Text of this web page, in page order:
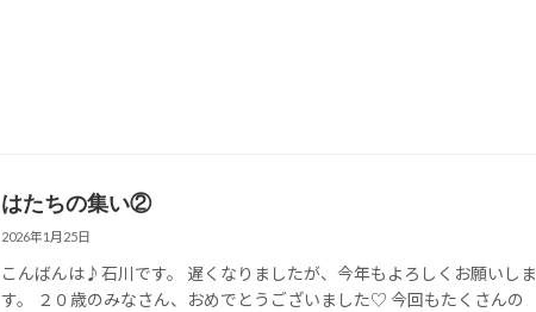
はたちの集い②
2026年1月25日
こんばんは♪石川です。 遅くなりましたが、今年もよろしくお願いしま
す。 ２０歳のみなさん、おめでとうございました♡ 今回もたくさんの